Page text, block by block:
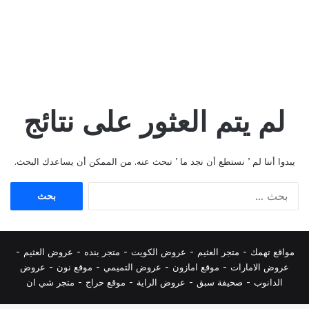
لم يتم العثور على نتائج
يبدوا أننا لم ’ نستطع أن نجد ما ’ تبحث عنه. من الممكن أن يساعدك البحث.
مواقع تهمك - متجر العثيم - عروض الكويت - متجر بنده - عروض العثيم -
عروض الامارات - موقع امازون - عروض التميمي - موقع نون - عروض
الدانوب - صحيفة سبق - عروض الراية - موقع حراج - متجر شي ان